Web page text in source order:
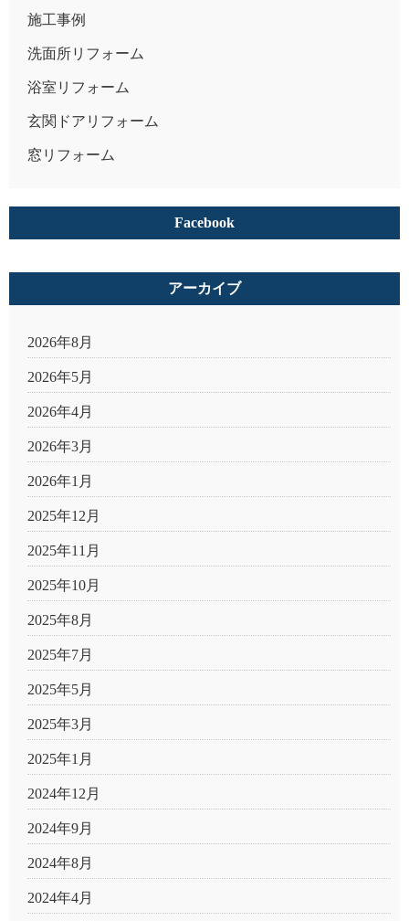
施工事例
洗面所リフォーム
浴室リフォーム
玄関ドアリフォーム
窓リフォーム
Facebook
アーカイブ
2026年8月
2026年5月
2026年4月
2026年3月
2026年1月
2025年12月
2025年11月
2025年10月
2025年8月
2025年7月
2025年5月
2025年3月
2025年1月
2024年12月
2024年9月
2024年8月
2024年4月